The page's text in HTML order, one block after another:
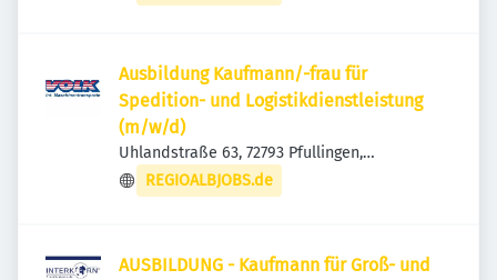
Ausbildung Kaufmann/-frau für
Spedition- und Logistikdienstleistung
(m/w/d)
Uhlandstraße 63, 72793 Pfullingen,
Deutschland
REGIOALBJOBS.de
AUSBILDUNG - Kaufmann für Groß- und